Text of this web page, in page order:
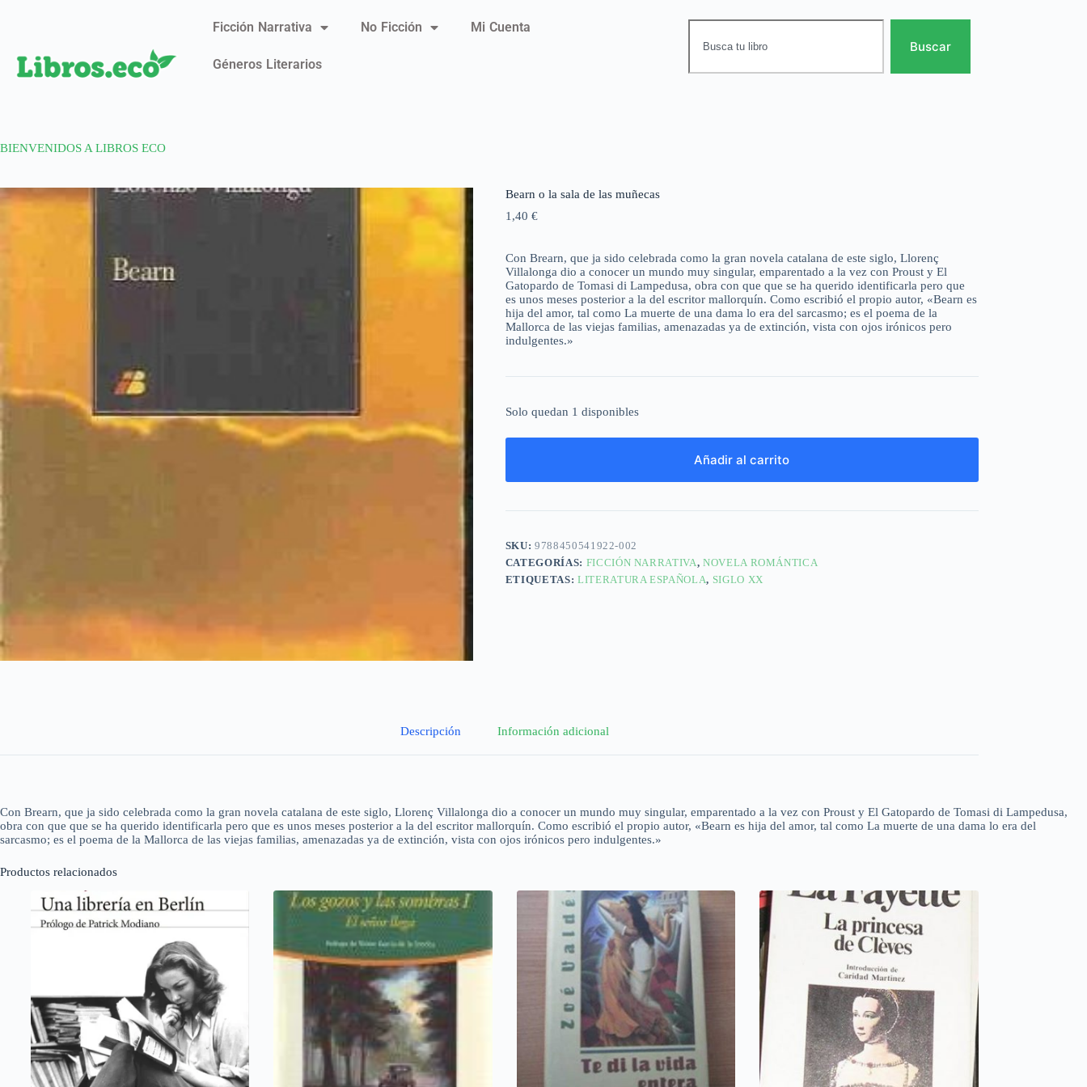
Ficción Narrativa No Ficción Mi Cuenta
Géneros Literarios
Buscar
BIENVENIDOS A LIBROS ECO
Bearn o la sala de las muñecas
1,40 €
Con Brearn, que ja sido celebrada como la gran novela catalana de este siglo, Llorenç
Villalonga dio a conocer un mundo muy singular, emparentado a la vez con Proust y El
Gatopardo de Tomasi di Lampedusa, obra con que que se ha querido identificarla pero que
es unos meses posterior a la del escritor mallorquín. Como escribió el propio autor, «Bearn es
hija del amor, tal como La muerte de una dama lo era del sarcasmo; es el poema de la
Mallorca de las viejas familias, amenazadas ya de extinción, vista con ojos irónicos pero
indulgentes.»
Solo quedan 1 disponibles
Añadir al carrito
SKU:9788450541922-002
CATEGORÍAS: FICCIÓN NARRATIVA, NOVELA ROMÁNTICA
ETIQUETAS: LITERATURA ESPAÑOLA, SIGLO XX
Descripción Información adicional
Con Brearn, que ja sido celebrada como la gran novela catalana de este siglo, Llorenç Villalonga dio a conocer un mundo muy singular, emparentado a la vez con Proust y El Gatopardo de Tomasi di Lampedusa,
obra con que que se ha querido identificarla pero que es unos meses posterior a la del escritor mallorquín. Como escribió el propio autor, «Bearn es hija del amor, tal como La muerte de una dama lo era del
sarcasmo; es el poema de la Mallorca de las viejas familias, amenazadas ya de extinción, vista con ojos irónicos pero indulgentes.»
Productos relacionados